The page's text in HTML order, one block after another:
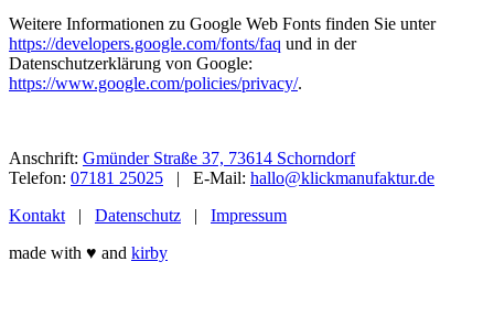
Weitere Informationen zu Google Web Fonts finden Sie unter
https://developers.google.com/fonts/faq und in der
Datenschutzerklärung von Google:
https://www.google.com/policies/privacy/.
Anschrift: Gmünder Straße 37, 73614 Schorndorf
Telefon: 07181 25025 | E-Mail: hallo@klickmanufaktur.de
Kontakt | Datenschutz | Impressum
made with ♥ and kirby